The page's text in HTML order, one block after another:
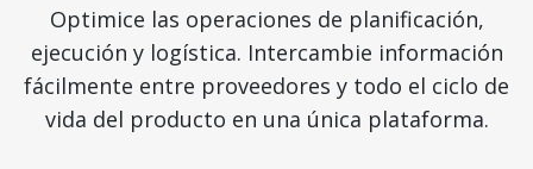
Optimice las operaciones de planificación,
ejecución y logística. Intercambie información
fácilmente entre proveedores y todo el ciclo de
vida del producto en una única plataforma.